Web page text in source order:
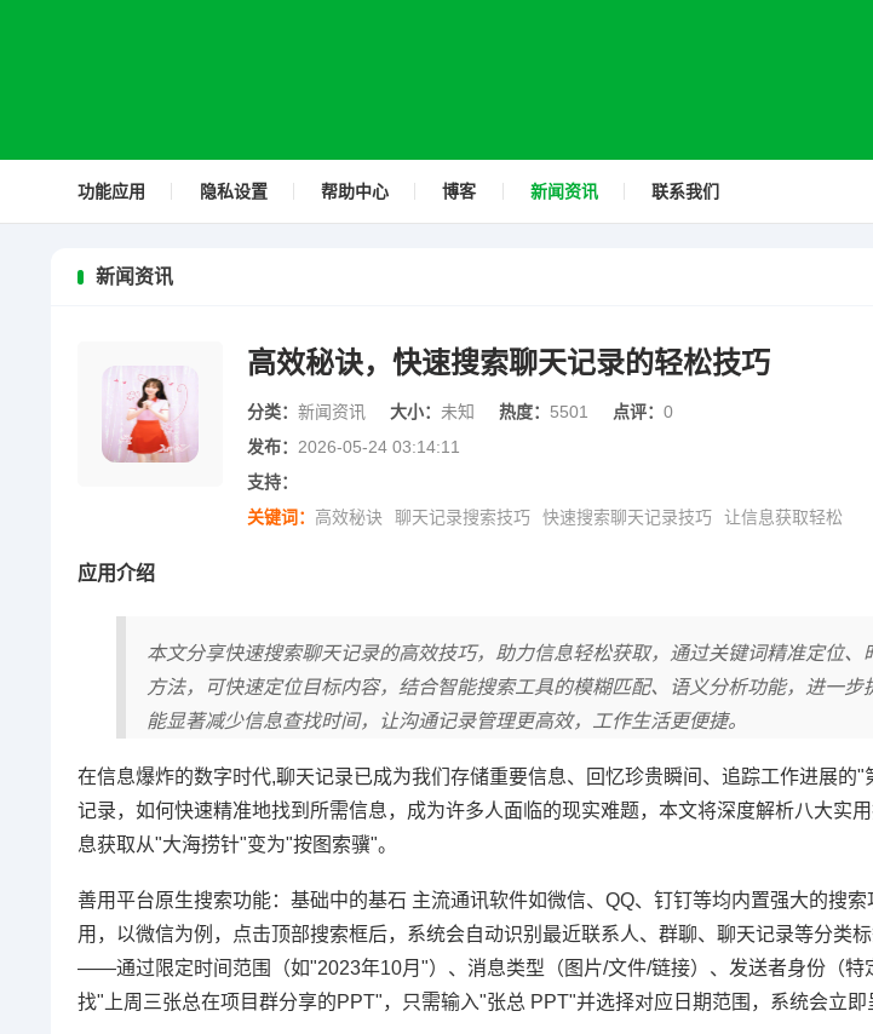
功能应用 隐私设置 帮助中心 博客 新闻资讯 联系我们
新闻资讯
高效秘诀，快速搜索聊天记录的轻松技巧
分类： 新闻资讯 大小： 未知 热度： 5501 点评： 0
发布： 2026-05-24 03:14:11
支持：
关键词： 高效秘诀 聊天记录搜索技巧 快速搜索聊天记录技巧 让信息获取轻松
应用介绍
本文分享快速搜索聊天记录的高效技巧，助力信息轻松获取，通过关键词精准定位
方法，可快速定位目标内容，结合智能搜索工具的模糊匹配、语义分析功能，进一步
能显著减少信息查找时间，让沟通记录管理更高效，工作生活更便捷。
在信息爆炸的数字时代,聊天记录已成为我们存储重要信息、回忆珍贵瞬间、追踪工作进展的
记录，如何快速精准地找到所需信息，成为许多人面临的现实难题，本文将深度解析八大实
息获取从"大海捞针"变为"按图索骥"。
善用平台原生搜索功能：基础中的基石 主流通讯软件如微信、QQ、钉钉等均内置强大的搜
用，以微信为例，点击顶部搜索框后，系统会自动识别最近联系人、群聊、聊天记录等分类
——通过限定时间范围（如"2023年10月"）、消息类型（图片/文件/链接）、发送者身份（特
找"上周三张总在项目群分享的PPT"，只需输入"张总 PPT"并选择对应日期范围，系统会立即